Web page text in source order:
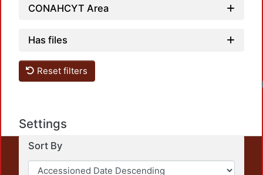
CONAHCYT Area
Has files
Reset filters
Settings
Sort By
This repository preserves and disseminates, in
unrestricted open access, the teaching and research